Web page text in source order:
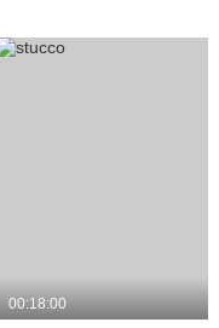
00:18:00